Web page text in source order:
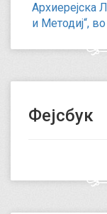
Архиерејска
и Методиј“,
Фејсбук